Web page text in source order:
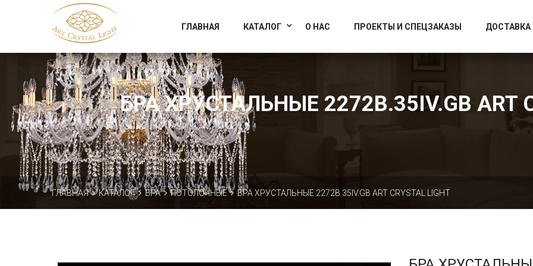
Официальный магазин фабрики Art Crystal Light
ГЛАВНАЯ
КАТАЛОГ О НАС ПРОЕКТЫ И СПЕЦЗАКАЗЫ ДОСТАВКА
БРА ХРУСТАЛЬНЫЕ 2272B.35IV.GB ART
ГЛАВНАЯ КАТАЛОГ БРА ПОТОЛОЧНЫЕ БРА ХРУСТАЛЬНЫЕ 2272B.35IV.GB ART CRYSTAL LIGHT